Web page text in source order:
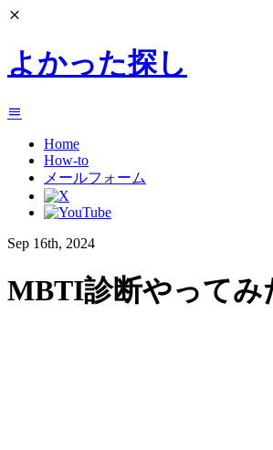
よかった探し
Home
How-to
メールフォーム
Sep 16th, 2024
MBTI診断やってみ